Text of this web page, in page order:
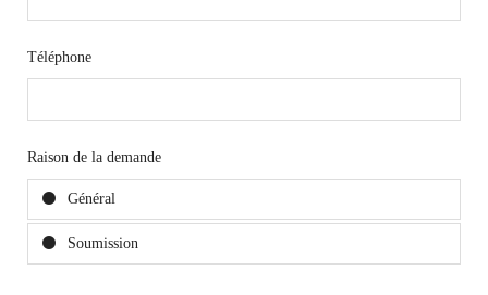
Téléphone
Raison de la demande
Général
Soumission